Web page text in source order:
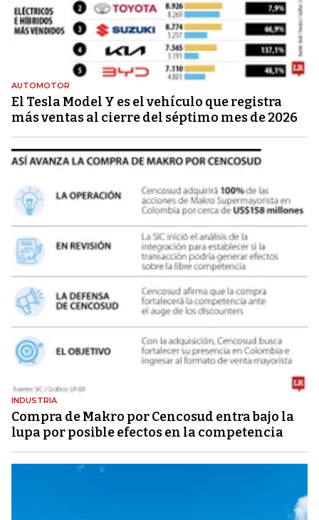
AUTOMOTOR
El Tesla Model Y es el vehículo que registra
más ventas al cierre del séptimo mes de 2026
INDUSTRIA
Compra de Makro por Cencosud entra bajo la
lupa por posible efectos en la competencia